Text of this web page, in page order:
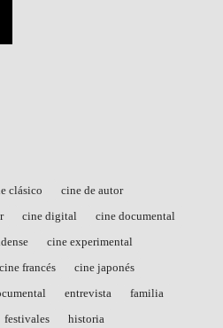
clásico
cine de autor
cine digital
cine documental
cine experimental
cine francés
cine japonés
entrevista
familia
festivales
historia